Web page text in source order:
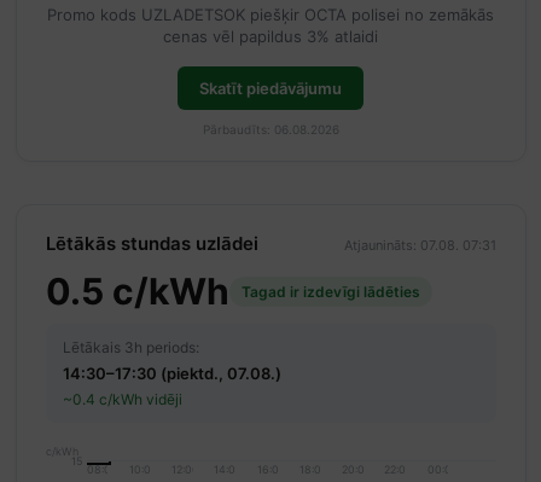
Promo kods UZLADETSOK piešķir OCTA polisei no zemākās
cenas vēl papildus 3% atlaidi
Skatīt piedāvājumu
Pārbaudīts: 06.08.2026
Lētākās stundas uzlādei Atjaunināts: 07.08. 07:31
0.5 c/kWh Tagad ir izdevīgi lādēties
Lētākais 3h periods:
14:30–17:30 (piektd., 07.08.)
~0.4 c/kWh vidēji
c/kWh
15
08:00 10:00 12:00 14:00 16:00 18:00 20:00 22:00 00:00